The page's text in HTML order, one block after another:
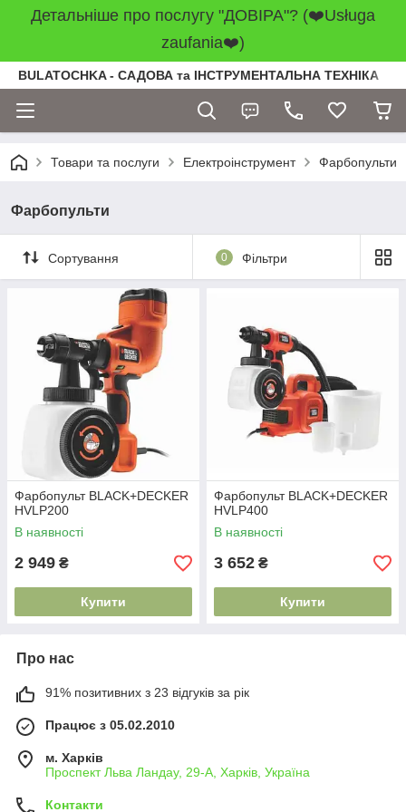
Детальніше про послугу "ДОВІРА"? (❤️Usługa
zaufania❤️)
BULATOCHKA - САДОВА та ІНСТРУМЕНТАЛЬНА ТЕХНІКА
Товари та послуги Електроінструмент Фарбопульти
Фарбопульти
Сортування 0 Фільтри
Фарбопульт BLACK+DECKER
HVLP200
В наявності
2 949 ₴
Купити
Фарбопульт BLACK+DECKER
HVLP400
В наявності
3 652 ₴
Купити
Про нас
91% позитивних з 23 відгуків за рік
Працює з 05.02.2010
м. Харків
Проспект Льва Ландау, 29-А, Харків, Україна
Контакти